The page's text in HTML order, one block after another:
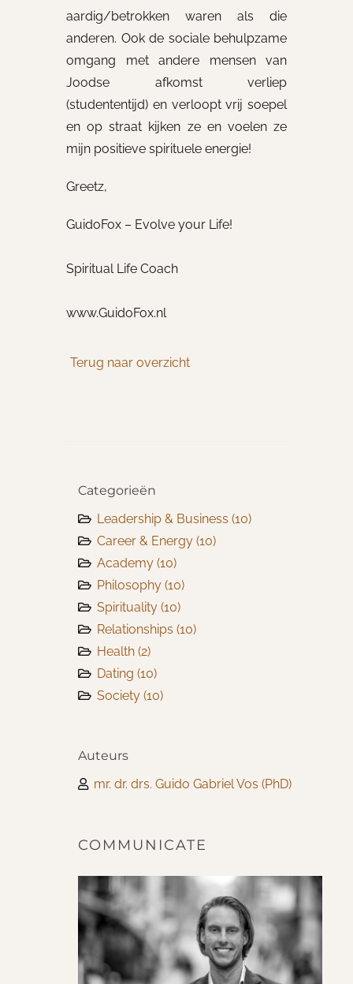
aardig/betrokken waren als die
anderen. Ook de sociale behulpzame
omgang met andere mensen van
Joodse afkomst verliep
(studententijd) en verloopt vrij soepel
en op straat kijken ze en voelen ze
mijn positieve spirituele energie!
Greetz,
GuidoFox – Evolve your Life!
Spiritual Life Coach
www.GuidoFox.nl
Terug naar overzicht
Categorieën
Leadership & Business (10)
Career & Energy (10)
Academy (10)
Philosophy (10)
Spirituality (10)
Relationships (10)
Health (2)
Dating (10)
Society (10)
Auteurs
mr. dr. drs. Guido Gabriel Vos (PhD)
COMMUNICATE